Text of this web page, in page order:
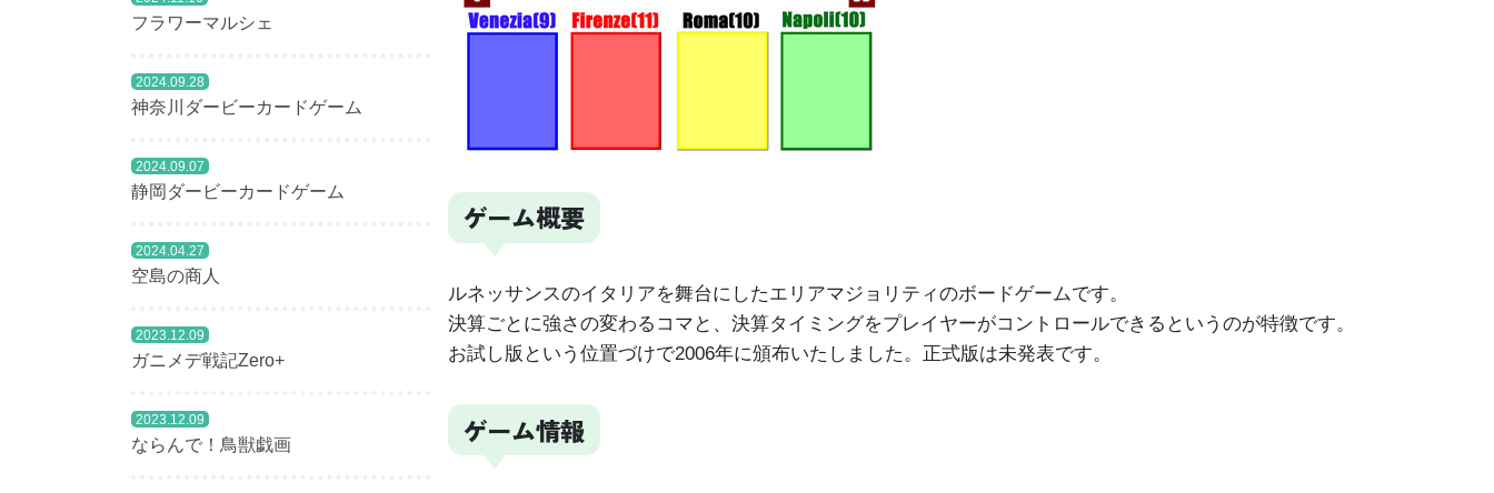
ゲーム概要
ルネッサンスのイタリアを舞台にしたエリアマジョリティのボードゲームです。
決算ごとに強さの変わるコマと、決算タイミングをプレイヤーがコントロールできるというのが特徴です。
お試し版という位置づけで2006年に頒布いたしました。正式版は未発表です。
ゲーム情報
フラワーマルシェ
2024.09.28
神奈川ダービーカードゲーム
2024.09.07
静岡ダービーカードゲーム
2024.04.27
空島の商人
2023.12.09
ガニメデ戦記Zero+
2023.12.09
ならんで！鳥獣戯画